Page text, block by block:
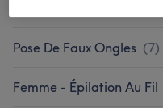
Pose De Faux Ongles (7)
Femme - Épilation Au Fil